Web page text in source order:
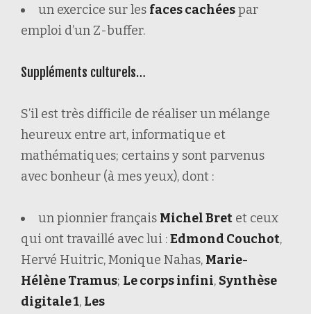
un exercice sur les faces cachéespar
emploi d’un Z-buffer.
Suppléments culturels…
S’il est très difficile de réaliser un mélange
heureux entre art, informatique et
mathématiques; certains y sont parvenus
avec bonheur (à mes yeux), dont :
un pionnier français Michel Bret et ceux
qui ont travaillé avec lui :Edmond Couchot,
Hervé Huitric, Monique Nahas, Marie-
Hélène Tramus; Le corps infini, Synthèse
digitale 1, Les